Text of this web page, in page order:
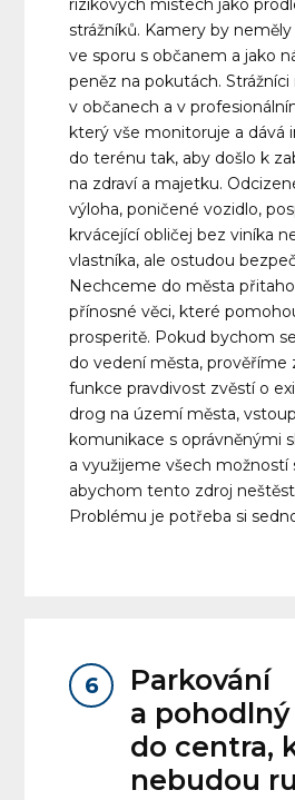
rizikových místech jako
strážníků. Kamery by neměly
ve sporu s občanem a jako
peněz na pokutách.
v občanech a v
který vše monitoruje a dává
do terénu tak, aby došlo k
na zdraví a majetku.
výloha, poničené vozidlo,
krvácející obličej bez viníka
vlastníka, ale ostudou
Nechceme do města
přínosné věci, které
prosperitě. Pokud bychom
do vedení města, prověříme
funkce pravdivost zvěstí o
drog na území města,
komunikace s oprávněnými
a využijeme všech možností
abychom tento zdroj
Problému je potřeba si
6
Parkování
a
do centra,
nebudou